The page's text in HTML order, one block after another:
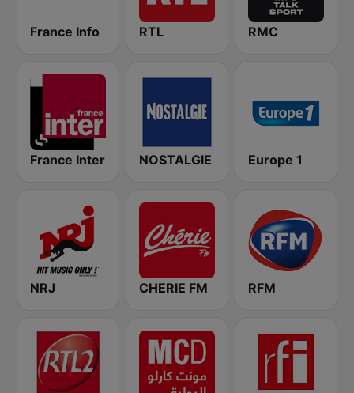
France Info RTL RMC
France Inter NOSTALGIE Europe 1
NRJ CHERIE FM RFM